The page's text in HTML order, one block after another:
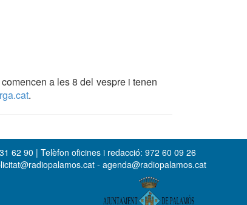
a les 8 del vespre i tenen
.
62 90 | Telèfon oficines i redacció: 972 60 09 26
- agenda@radiopalamos.cat